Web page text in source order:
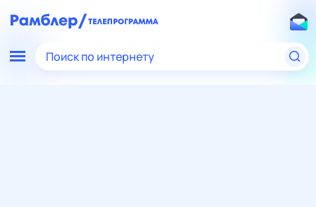
Поиск по интернету